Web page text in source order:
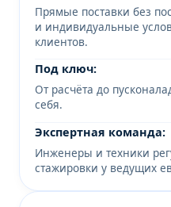
Прямые поставки без
и индивидуальные
клиентов.
Под ключ:
От расчёта до
себя.
Экспертная команда:
Инженеры и техники
стажировки у ведущих